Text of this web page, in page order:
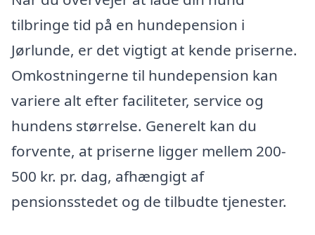
tilbringe tid på en hundepension i
Jørlunde, er det vigtigt at kende priserne.
Omkostningerne til hundepension kan
variere alt efter faciliteter, service og
hundens størrelse. Generelt kan du
forvente, at priserne ligger mellem 200-
500 kr. pr. dag, afhængigt af
pensionsstedet og de tilbudte tjenester.